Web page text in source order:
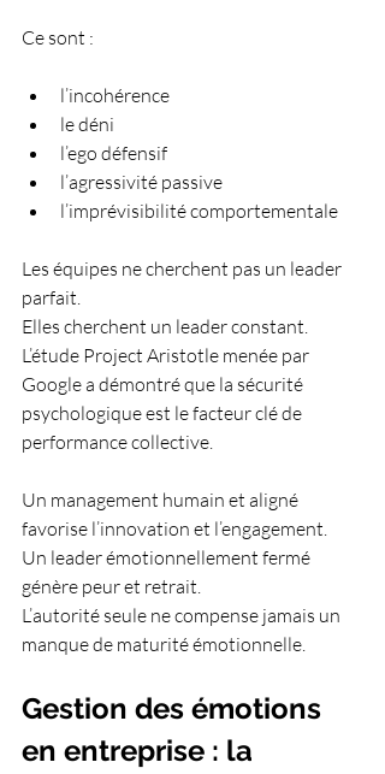
Ce sont :
l’incohérence
le déni
l’ego défensif
l’agressivité passive
l’imprévisibilité comportementale
Les équipes ne cherchent pas un leader
parfait.
Elles cherchent un leader constant.
L’étude Project Aristotle menée par
Google a démontré que la sécurité
psychologique est le facteur clé de
performance collective.
Un management humain et aligné
favorise l’innovation et l’engagement.
Un leader émotionnellement fermé
génère peur et retrait.
L’autorité seule ne compense jamais un
manque de maturité émotionnelle.
Gestion des émotions
en entreprise : la